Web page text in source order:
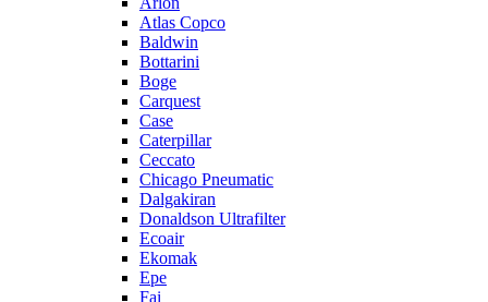
Atlas Copco
Baldwin
Bottarini
Boge
Carquest
Case
Caterpillar
Ceccato
Chicago Pneumatic
Dalgakiran
Donaldson Ultrafilter
Ecoair
Ekomak
Epe
Fai